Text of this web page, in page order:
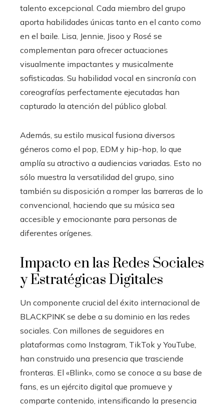
talento excepcional. Cada miembro del grupo
aporta habilidades únicas tanto en el canto como
en el baile. Lisa, Jennie, Jisoo y Rosé se
complementan para ofrecer actuaciones
visualmente impactantes y musicalmente
sofisticadas. Su habilidad vocal en sincronía con
coreografías perfectamente ejecutadas han
capturado la atención del público global.
Además, su estilo musical fusiona diversos
géneros como el pop, EDM y hip-hop, lo que
amplía su atractivo a audiencias variadas. Esto no
sólo muestra la versatilidad del grupo, sino
también su disposición a romper las barreras de lo
convencional, haciendo que su música sea
accesible y emocionante para personas de
diferentes orígenes.
Impacto en las Redes Sociales
y Estratégicas Digitales
Un componente crucial del éxito internacional de
BLACKPINK se debe a su dominio en las redes
sociales. Con millones de seguidores en
plataformas como Instagram, TikTok y YouTube,
han construido una presencia que trasciende
fronteras. El «Blink», como se conoce a su base de
fans, es un ejército digital que promueve y
comparte contenido, intensificando la presencia